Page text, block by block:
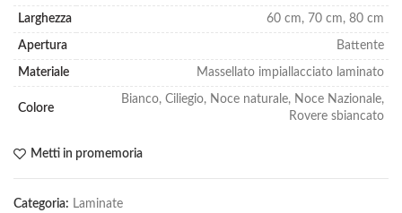
Larghezza 60 cm, 70 cm, 80 cm
Apertura Battente
Materiale Massellato impiallacciato laminato
Colore
Bianco, Ciliegio, Noce naturale, Noce Nazionale,
Rovere sbiancato
Metti in promemoria
Categoria: Laminate